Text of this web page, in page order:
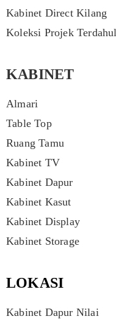
Kabinet Direct Kilang
Koleksi Projek
KABINET
Almari
Table Top
Ruang Tamu
Kabinet TV
Kabinet Dapur
Kabinet Kasut
Kabinet Display
Kabinet Storage
LOKASI
Kabinet Dapur Nilai